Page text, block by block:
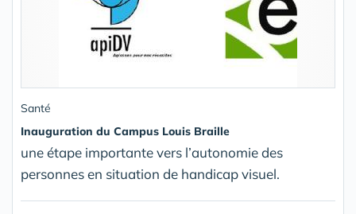
Santé
Inauguration du Campus Louis Braille
une étape importante vers l’autonomie des
personnes en situation de handicap visuel.